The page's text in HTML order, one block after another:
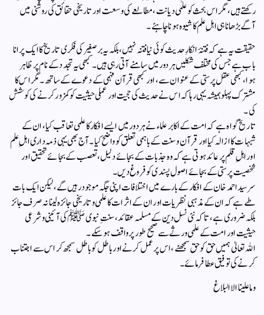
رکھتے ہیں، مگر اس بحث کو علمی دیانت، مطالعے کی وسعت اور تاریخی حقائق کی روشنی میں
آگے بڑھانا ہی اہلِ علم کا شیوہ ہونا چاہئے ۔
حقیقت یہ ہے کہ فتنۂ انکارِ حدیث کوئی نیا فتنہ نہیں، بلکہ یہ برصغیر کی فکری تاریخ کا ایک پرانا
باب ہے جس کی مختلف شکلیں ہر دور میں سامنے آتی رہی ہیں۔ کبھی یہ تجدد کے نام پر ظاہر
ہوا، کبھی عقل پرستی کے عنوان سے، اور کبھی قرآن فہمی کے دعوے کے ساتھ۔ مگر اس کا
مشترک پہلو ہمیشہ یہی رہا کہ اس نے حدیث کی حجیت اور عملی حیثیت کو کمزور کرنے کی کوشش
کی۔
تاریخ گواہ ہے کہ امت کے اکابر علماء نے ہر دور میں ایسے افکار کا علمی تعاقب کیا، ان کے
شبہات کا ازالہ کیا اور قرآن و سنت کے باہمی تعلق کو واضح کیا۔ آج بھی یہی ذمہ داری اہلِ علم
اور اہلِ قلم پر عائد ہوتی ہے کہ وہ جذبات کے بجائے دلیل، تعصب کے بجائے تحقیق اور
شخصیت پرستی کے بجائے اصول پسندی کو فروغ دیں۔
سرسید احمد خان کے افکار کے بارے میں اختلافات اپنی جگہ موجود رہیں گے، لیکن ایک بات
طے ہے کہ ان کے مذہبی نظریات اور ان کے اثرات کا علمی و تاریخی جائزہ لینا نہ صرف جائز
بلکہ ضروری ہے، تاکہ نئی نسل دین کے مسلمہ عقائد، سنتِ نبوی ﷺ کی آئینی و شرعی
حیثیت اور امت کے علمی ورثے سے صحیح طور پر واقف ہو سکے۔
اللہ تعالیٰ ہمیں حق کو حق سمجھنے، اس پر عمل کرنے اور باطل کو باطل سمجھ کر اس سے اجتناب
کرنے کی توفیق عطا فرمائے۔
و ما علینا الا البلاغ